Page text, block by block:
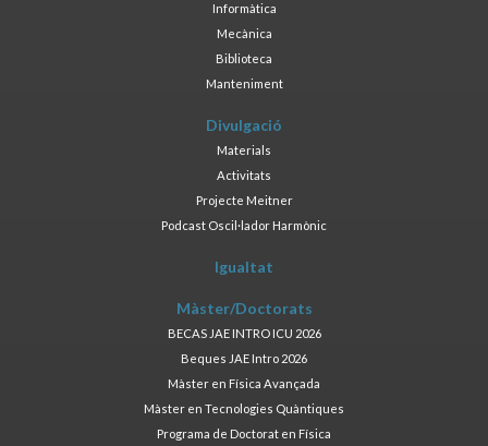
Informàtica
Mecànica
Biblioteca
Manteniment
Divulgació
Materials
Activitats
Projecte Meitner
Podcast Oscil·lador Harmònic
Igualtat
Màster/Doctorats
BECAS JAE INTRO ICU 2026
Beques JAE Intro 2026
Màster en Física Avançada
Màster en Tecnologies Quàntiques
Programa de Doctorat en Física